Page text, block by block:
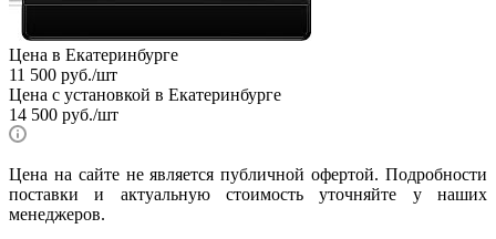
Цена в Екатеринбурге
11 500 руб./шт
Цена с установкой в Екатеринбурге
14 500 руб./шт
Цена на сайте не является публичной офертой. Подробности
поставки и актуальную стоимость уточняйте у наших
менеджеров.